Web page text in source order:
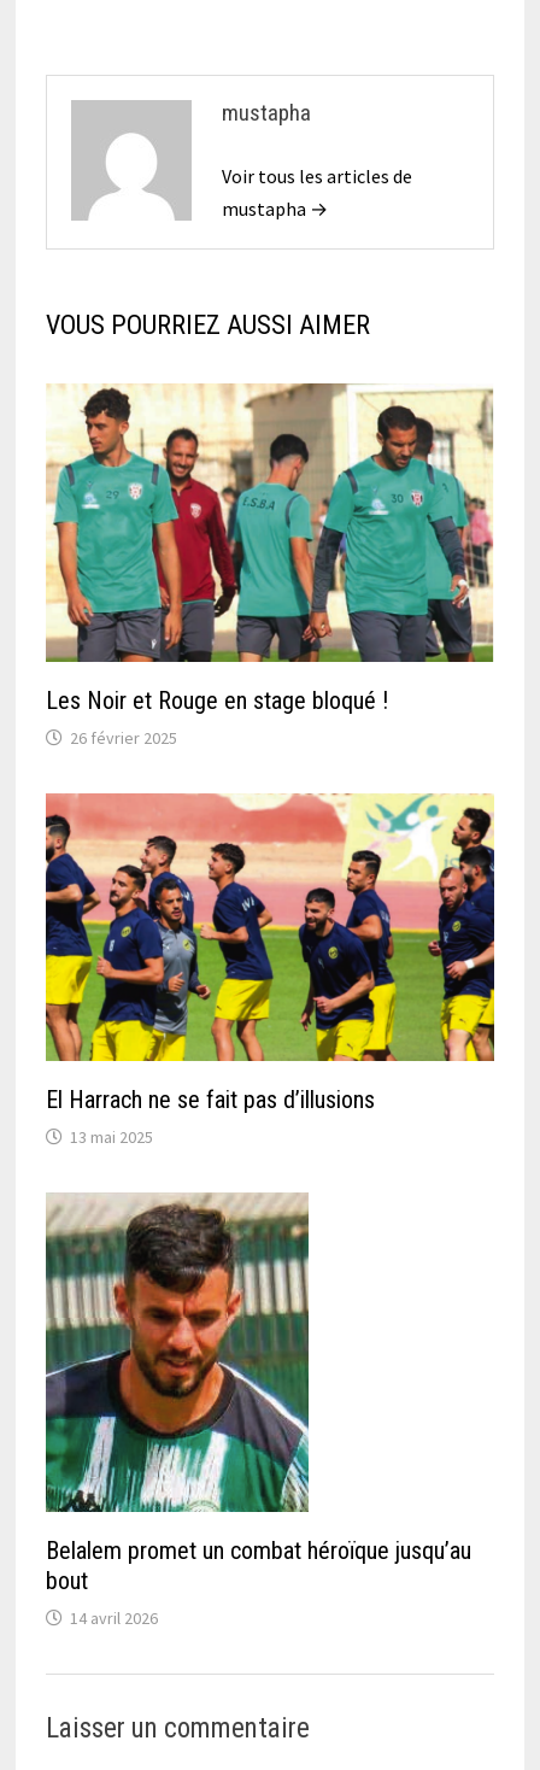
mustapha
Voir tous les articles de
mustapha →
VOUS POURRIEZ AUSSI AIMER
Les Noir et Rouge en stage bloqué !
26 février 2025
El Harrach ne se fait pas d’illusions
13 mai 2025
Belalem promet un combat héroïque jusqu’au
bout
14 avril 2026
Laisser un commentaire